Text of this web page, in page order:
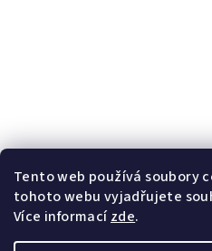
Tento web používá soubory
tohoto webu vyjadřujete
Více informacízde.